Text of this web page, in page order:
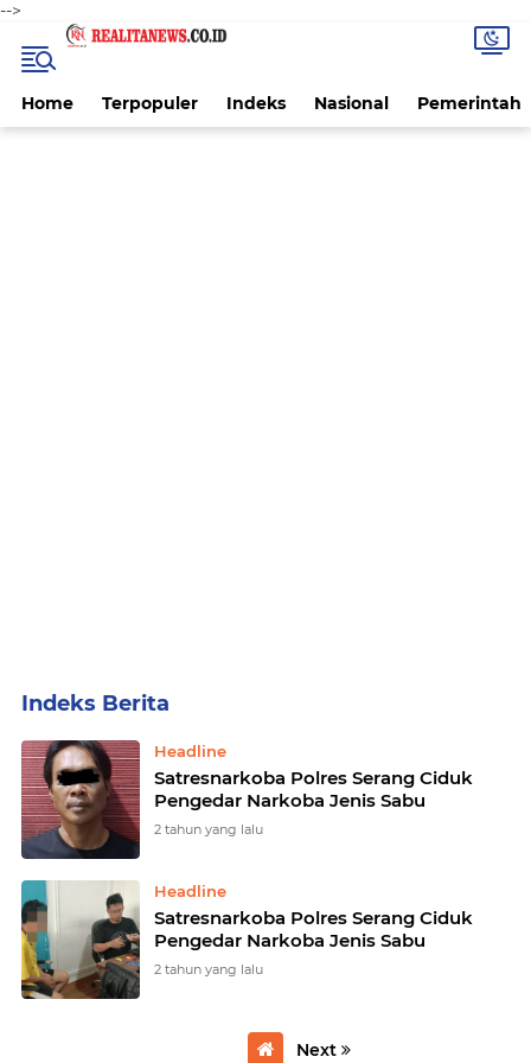
-->
Home Terpopuler Indeks Nasional Pemerintah
Headline
Satresnarkoba Polres Serang Ciduk
Pengedar Narkoba Jenis Sabu
2 tahun yang lalu
Headline
Satresnarkoba Polres Serang Ciduk
Pengedar Narkoba Jenis Sabu
2 tahun yang lalu
Next